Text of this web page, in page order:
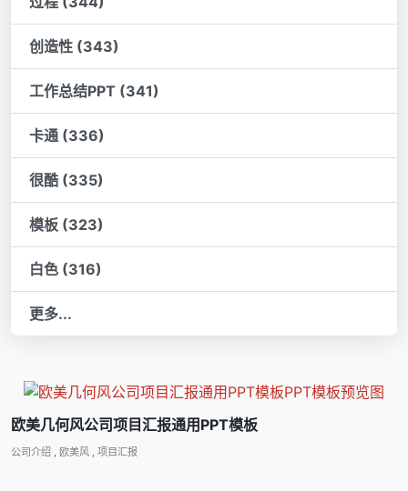
创造性 (343)
工作总结PPT (341)
卡通 (336)
很酷 (335)
模板 (323)
白色 (316)
更多...
欧美几何风公司项目汇报通用PPT模板
公司介绍 , 欧美风 , 项目汇报